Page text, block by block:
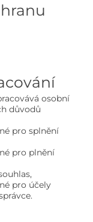
osobní
důvodů
pro splnění
pro plnění
pro účely